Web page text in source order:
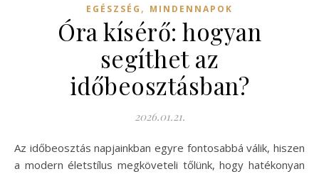
EGÉSZSÉG , MINDENNAPOK
Óra kísérő: hogyan
segíthet az
időbeosztásban?
2026.01.21.
Az időbeosztás napjainkban egyre fontosabbá válik, hiszen
a modern életstílus megköveteli tőlünk, hogy hatékonyan